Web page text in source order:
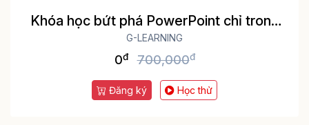
Khóa học bứt phá PowerPoint chỉ trong
3h
G-LEARNING
0đ 700,000đ
Đăng ký Học thử